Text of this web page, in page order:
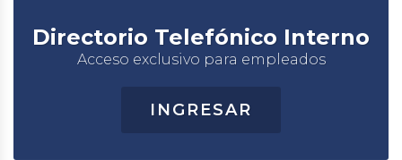
Directorio Telefónico Interno
Acceso exclusivo para empleados
INGRESAR